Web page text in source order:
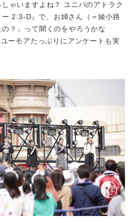
ゃいますよね？ ユニバのアトラク
2:3-D』で、お姉さん（＝綾小路
？」って聞くのをやろうかな
ユーモアたっぷりにアンケートも実